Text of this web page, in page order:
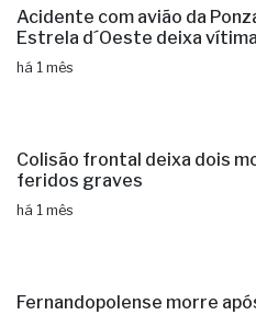
Acidente com avião da
Estrela d´Oeste deixa
há 1 mês
Colisão frontal deixa dois
feridos graves
há 1 mês
Fernandopolense morre